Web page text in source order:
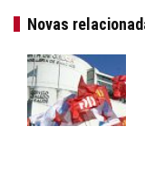
Novas